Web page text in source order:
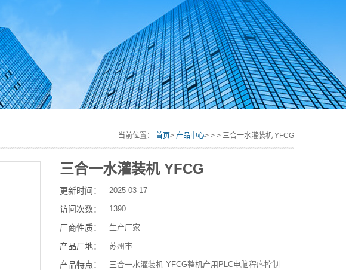
当前位置： 首页> 产品中心> > > 三合一水灌装机 YFCG
三合一水灌装机 YFCG
更新时间： 2025-03-17
访问次数： 1390
厂商性质： 生产厂家
产品厂地： 苏州市
产品特点：
三合一水灌装机 YFCG整机产用PLC电脑程序控制